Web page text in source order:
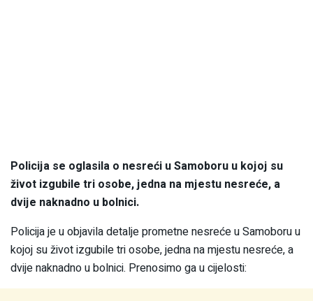
Policija se oglasila o nesreći u Samoboru u kojoj su
život izgubile tri osobe, jedna na mjestu nesreće, a
dvije naknadno u bolnici.
Policija je u objavila detalje prometne nesreće u Samoboru u
kojoj su život izgubile tri osobe, jedna na mjestu nesreće, a
dvije naknadno u bolnici. Prenosimo ga u cijelosti: